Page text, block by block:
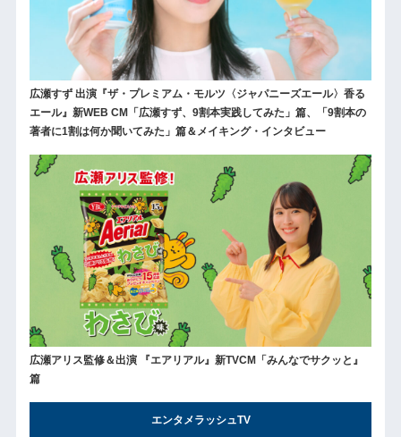
広瀬すず 出演『ザ・プレミアム・モルツ〈ジャパニーズエール〉香る
エール』新WEB CM「広瀬すず、9割本実践してみた」篇、「9割本の
著者に1割は何か聞いてみた」篇＆メイキング・インタビュー
広瀬アリス監修＆出演 『エアリアル』新TVCM「みんなでサクッと』
篇
エンタメラッシュTV